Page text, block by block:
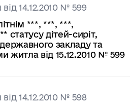
14.12.2010 № 599
***, ***, ***,
статусу дітей-сиріт,
закладу та
житла від 15.12.2010 № 599
14.12.2010 № 598